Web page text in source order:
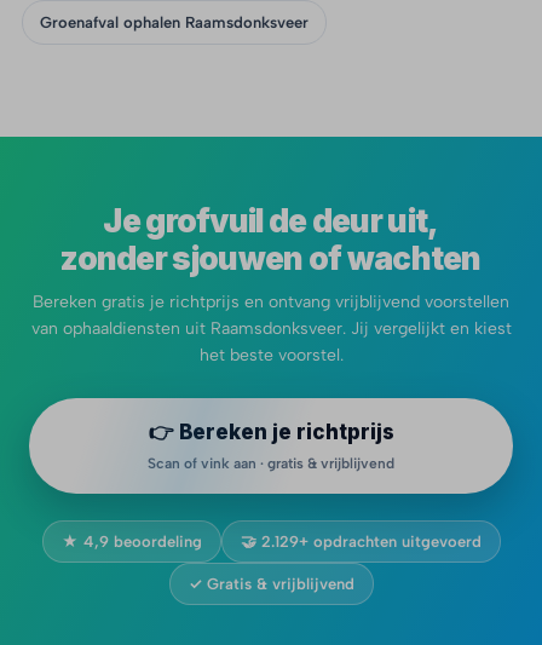
Groenafval ophalen Raamsdonksveer
Je grofvuil de deur uit,
zonder sjouwen of wachten
Bereken gratis je richtprijs en ontvang vrijblijvend voorstellen
van ophaaldiensten uit Raamsdonksveer. Jij vergelijkt en kiest
het beste voorstel.
👉 Bereken je richtprijs
Scan of vink aan · gratis & vrijblijvend
★ 4,9 beoordeling 🤝 2.129+ opdrachten uitgevoerd
✓ Gratis & vrijblijvend